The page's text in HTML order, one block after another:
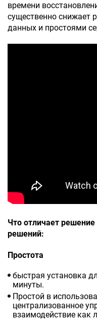
времени
существенно снижает
данных и простоями
Что отличает
решений:
Простота
быстрая установка
минуты.
Простой в
централизованное
взаимодействие как